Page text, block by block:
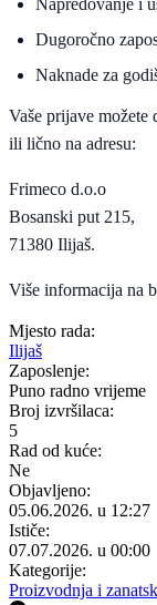
Napredovanje i
Dugoročno
Naknade za
Vaše prijave možete
ili lično na adresu:
Frimeco d.o.o
Bosanski put 215,
71380 Ilijaš.
Više informacija na
Mjesto rada:
Ilijaš
Zaposlenje:
Puno radno vrijeme
Broj izvršilaca:
5
Rad od kuće:
Ne
Objavljeno:
05.06.2026. u 12:27
Ističe:
07.07.2026. u 00:00
Kategorije:
Proizvodnja i